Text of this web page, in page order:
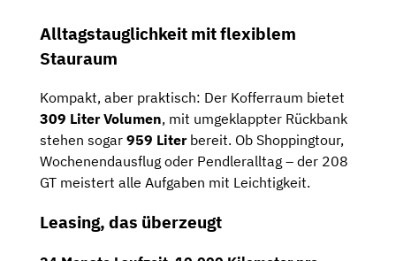
Alltagstauglichkeit mitflexiblem
Stauraum
Kompakt, aber praktisch: Der Kofferraum bietet
309 LiterVolumen, mit umgeklappter Rückbank
stehen sogar 959 Liter bereit. Ob Shoppingtour,
Wochenendausflug oder Pendleralltag – der 208
GT meistert alle Aufgaben mit Leichtigkeit.
Leasing, das überzeugt